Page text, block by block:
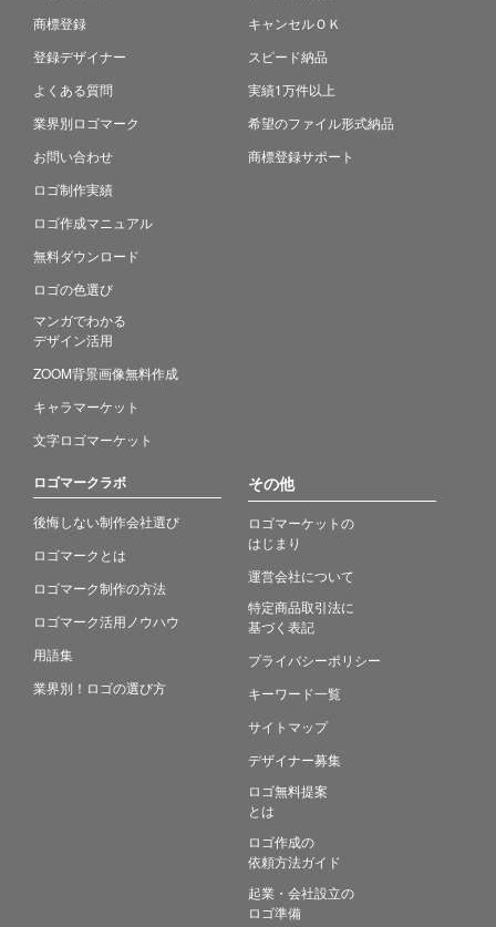
商標登録
登録デザイナー
よくある質問
業界別ロゴマーク
お問い合わせ
ロゴ制作実績
ロゴ作成マニュアル
無料ダウンロード
ロゴの色選び
マンガでわかる
デザイン活用
ZOOM背景画像無料作成
キャラマーケット
文字ロゴマーケット
キャンセルＯＫ
スピード納品
実績1万件以上
希望のファイル形式納品
商標登録サポート
ロゴマークラボ
後悔しない制作会社選び
ロゴマークとは
ロゴマーク制作の方法
ロゴマーク活用ノウハウ
用語集
業界別！ロゴの選び方
その他
ロゴマーケットの
はじまり
運営会社について
特定商品取引法に
基づく表記
プライバシーポリシー
キーワード一覧
サイトマップ
デザイナー募集
ロゴ無料提案
とは
ロゴ作成の
依頼方法ガイド
起業・会社設立の
ロゴ準備